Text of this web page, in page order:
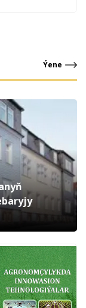
Ýene